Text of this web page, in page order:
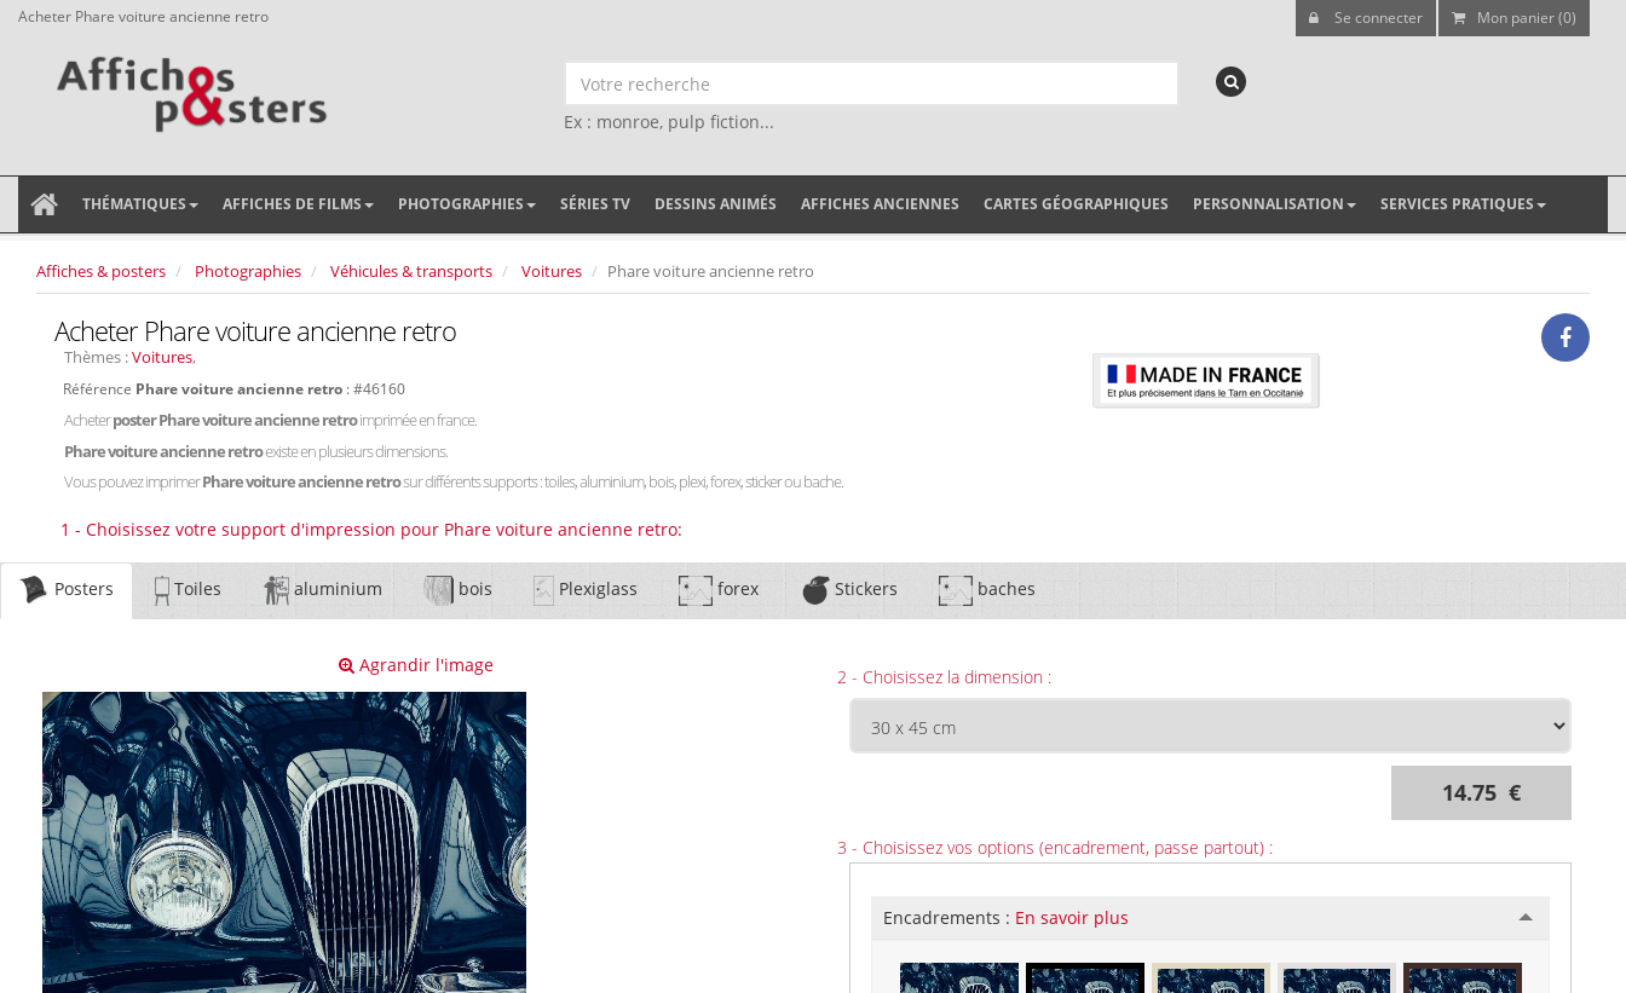
Acheter Phare voiture ancienne retro Se connecter Mon panier (0)
Ex : monroe, pulp fiction...
THÉMATIQUES AFFICHES DE FILMS PHOTOGRAPHIES SÉRIES TV DESSINS ANIMÉS AFFICHES ANCIENNES CARTES GÉOGRAPHIQUES PERSONNALISATION SERVICES PRATIQUES
Affiches & posters Photographies Véhicules & transports Voitures Phare voiture ancienne retro
Acheter Phare voiture ancienne retro
Thèmes :Voitures,
Référence Phare voiture ancienne retro : #46160
Acheterposter Phare voiture ancienne retroimprimée en france.
Phare voiture ancienne retroexiste en plusieurs dimensions.
Vous pouvez imprimerPhare voiture ancienne retrosur différents supports : toiles, aluminium, bois, plexi, forex, sticker ou bache.
1 - Choisissez votre support d'impression pour Phare voiture ancienne retro:
Posters Toiles aluminium bois Plexiglass forex Stickers baches
Agrandir l'image
2 - Choisissez la dimension :
14.75 €
3 - Choisissez vos options (encadrement, passe partout) :
Encadrements : En savoir plus